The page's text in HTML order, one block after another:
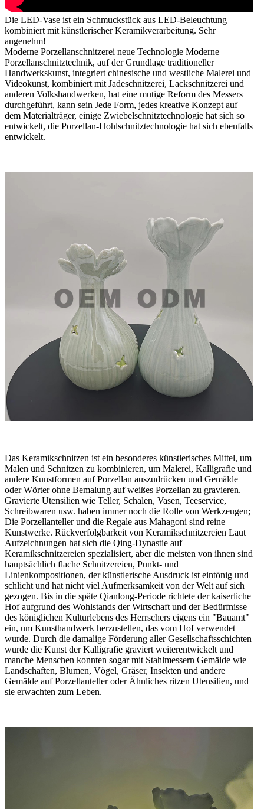
Die LED-Vase ist ein Schmuckstück aus LED-Beleuchtung
kombiniert mit künstlerischer Keramikverarbeitung. Sehr
angenehm!
Moderne Porzellanschnitzerei neue Technologie Moderne
Porzellanschnitztechnik, auf der Grundlage traditioneller
Handwerkskunst, integriert chinesische und westliche Malerei und
Videokunst, kombiniert mit Jadeschnitzerei, Lackschnitzerei und
anderen Volkshandwerken, hat eine mutige Reform des Messers
durchgeführt, kann sein Jede Form, jedes kreative Konzept auf
dem Materialträger, einige Zwiebelschnitztechnologie hat sich so
entwickelt, die Porzellan-Hohlschnitztechnologie hat sich ebenfalls
entwickelt.
Das Keramikschnitzen ist ein besonderes künstlerisches Mittel, um
Malen und Schnitzen zu kombinieren, um Malerei, Kalligrafie und
andere Kunstformen auf Porzellan auszudrücken und Gemälde
oder Wörter ohne Bemalung auf weißes Porzellan zu gravieren.
Gravierte Utensilien wie Teller, Schalen, Vasen, Teeservice,
Schreibwaren usw. haben immer noch die Rolle von Werkzeugen;
Die Porzellanteller und die Regale aus Mahagoni sind reine
Kunstwerke. Rückverfolgbarkeit von Keramikschnitzereien Laut
Aufzeichnungen hat sich die Qing-Dynastie auf
Keramikschnitzereien spezialisiert, aber die meisten von ihnen sind
hauptsächlich flache Schnitzereien, Punkt- und
Linienkompositionen, der künstlerische Ausdruck ist eintönig und
schlicht und hat nicht viel Aufmerksamkeit von der Welt auf sich
gezogen. Bis in die späte Qianlong-Periode richtete der kaiserliche
Hof aufgrund des Wohlstands der Wirtschaft und der Bedürfnisse
des königlichen Kulturlebens des Herrschers eigens ein "Bauamt"
ein, um Kunsthandwerk herzustellen, das vom Hof ​​verwendet
wurde. Durch die damalige Förderung aller Gesellschaftsschichten
wurde die Kunst der Kalligrafie graviert weiterentwickelt und
manche Menschen konnten sogar mit Stahlmessern Gemälde wie
Landschaften, Blumen, Vögel, Gräser, Insekten und andere
Gemälde auf Porzellanteller oder Ähnliches ritzen Utensilien, und
sie erwachten zum Leben.